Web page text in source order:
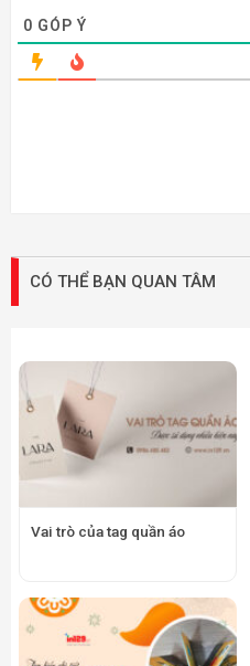
0 GÓP Ý
CÓ THỂ BẠN QUAN TÂM
Vai trò của tag quần áo